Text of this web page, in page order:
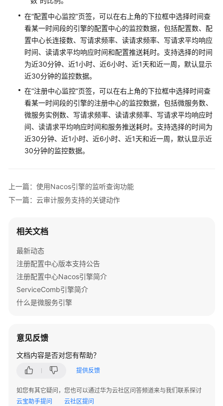
CSE
前
必
读
通
过
IAM
授
予
使
用
CSE
限
擎
Nacos
引
擎
Nacos
述
建
Nacos
引
在“配置中心监控”页签，可以在右上角的下拉框中选择时间查
看某一时间段的引擎的配置中心的监控数据，包括配置数、配
置中心长连接数、写请求频率、读请求频率、写请求平均响应
时间、读请求平均响应时间和配置推送耗时。支持选择的时间
为近30分钟、近1小时、近6小时、近1天和近一周，默认显示
近30分钟的监控数据。
在“注册中心监控”页签，可以在右上角的下拉框中选择时间查
看某一时间段的引擎的注册中心的监控数据，包括微服务数、
微服务实例数、写请求频率、读请求频率、写请求平均响应时
间、读请求平均响应时间和服务推送耗时。支持选择的时间为
近30分钟、近1小时、近6小时、近1天和近一周，默认显示近
30分钟的监控数据。
上一篇：使用Nacos引擎的监听查询功能
下一篇：云审计服务支持的关键动作
相关文档
最新动态
注册配置中心版本支持公告
注册配置中心Nacos引擎简介
ServiceComb引擎简介
什么是微服务引擎
意见反馈
文档内容是否对您有帮助？
提供反馈
如您有其它疑问，您也可以通过华为云社区问答频道来与我们联系探讨
云宝助手提问
云社区提问